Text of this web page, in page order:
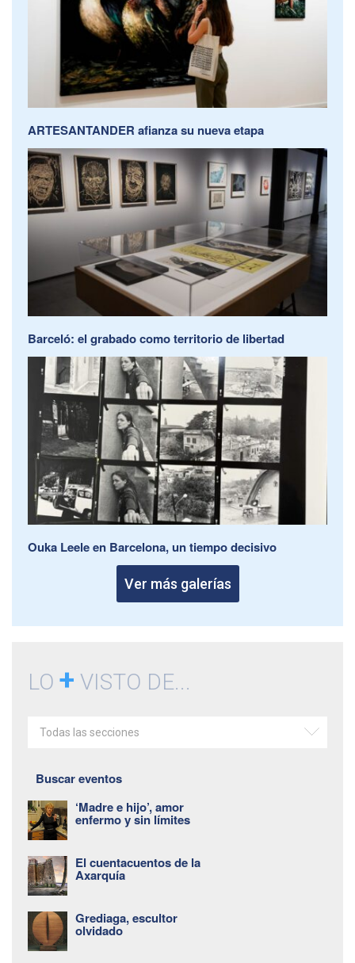
ARTESANTANDER afianza su nueva etapa
Barceló: el grabado como territorio de libertad
Ouka Leele en Barcelona, un tiempo decisivo
Ver más galerías
LO + VISTO DE...
Todas las secciones
Buscar eventos
‘Madre e hijo’, amor
enfermo y sin límites
El cuentacuentos de la
Axarquía
Grediaga, escultor
olvidado